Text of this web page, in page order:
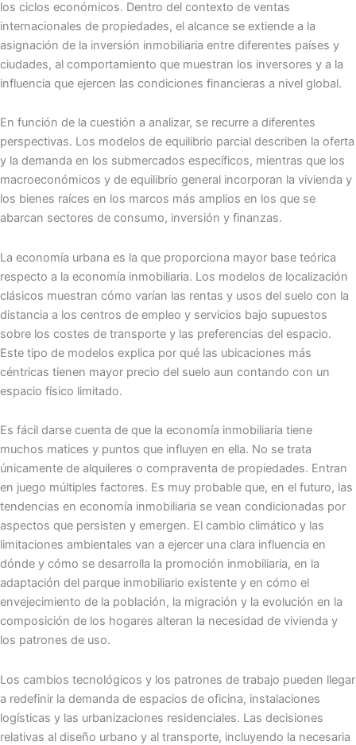
los ciclos económicos. Dentro del contexto de ventas
internacionales de propiedades, el alcance se extiende a la
asignación de la inversión inmobiliaria entre diferentes países y
ciudades, al comportamiento que muestran los inversores y a la
influencia que ejercen las condiciones financieras a nivel global.
En función de la cuestión a analizar, se recurre a diferentes
perspectivas. Los modelos de equilibrio parcial describen la oferta
y la demanda en los submercados específicos, mientras que los
macroeconómicos y de equilibrio general incorporan la vivienda y
los bienes raíces en los marcos más amplios en los que se
abarcan sectores de consumo, inversión y finanzas.
La economía urbana es la que proporciona mayor base teórica
respecto a la economía inmobiliaria. Los modelos de localización
clásicos muestran cómo varían las rentas y usos del suelo con la
distancia a los centros de empleo y servicios bajo supuestos
sobre los costes de transporte y las preferencias del espacio.
Este tipo de modelos explica por qué las ubicaciones más
céntricas tienen mayor precio del suelo aun contando con un
espacio físico limitado.
Es fácil darse cuenta de que la economía inmobiliaria tiene
muchos matices y puntos que influyen en ella. No se trata
únicamente de alquileres o compraventa de propiedades. Entran
en juego múltiples factores. Es muy probable que, en el futuro, las
tendencias en economía inmobiliaria se vean condicionadas por
aspectos que persisten y emergen. El cambio climático y las
limitaciones ambientales van a ejercer una clara influencia en
dónde y cómo se desarrolla la promoción inmobiliaria, en la
adaptación del parque inmobiliario existente y en cómo el
envejecimiento de la población, la migración y la evolución en la
composición de los hogares alteran la necesidad de vivienda y
los patrones de uso.
Los cambios tecnológicos y los patrones de trabajo pueden llegar
a redefinir la demanda de espacios de oficina, instalaciones
logísticas y las urbanizaciones residenciales. Las decisiones
relativas al diseño urbano y al transporte, incluyendo la necesaria